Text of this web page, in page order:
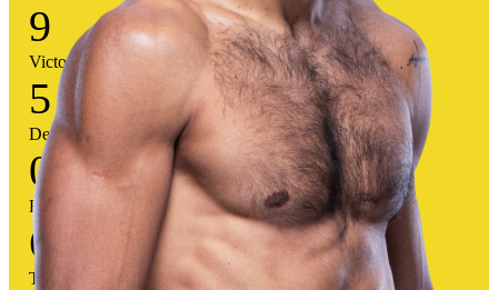
9
Victorias
5
Derrotas
0
Empates
64
Tasa victoria